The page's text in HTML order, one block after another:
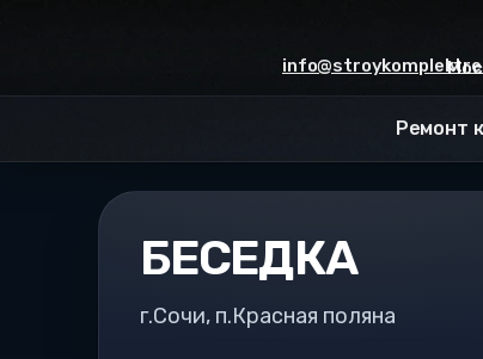
Ремонт
БЕСЕДКА
г.Сочи, п.Красная поляна